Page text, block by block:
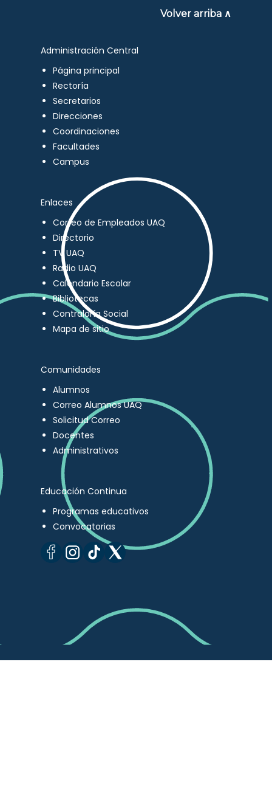
Volver arriba ∧
Administración Central
Página principal
Rectoría
Secretarios
Direcciones
Coordinaciones
Facultades
Campus
Enlaces
Correo de Empleados UAQ
Directorio
TV UAQ
Radio UAQ
Calendario Escolar
Bibliotecas
Contraloría Social
Mapa de sitio
Comunidades
Alumnos
Correo Alumnos UAQ
Solicitud Correo
Docentes
Administrativos
Educación Continua
Programas educativos
Convocatorias